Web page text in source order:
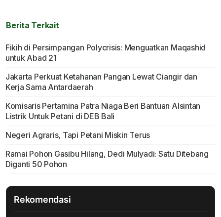
Berita Terkait
Fikih di Persimpangan Polycrisis: Menguatkan Maqashid
untuk Abad 21
Jakarta Perkuat Ketahanan Pangan Lewat Ciangir dan
Kerja Sama Antardaerah
Komisaris Pertamina Patra Niaga Beri Bantuan Alsintan
Listrik Untuk Petani di DEB Bali
Negeri Agraris, Tapi Petani Miskin Terus
Ramai Pohon Gasibu Hilang, Dedi Mulyadi: Satu Ditebang
Diganti 50 Pohon
Rekomendasi